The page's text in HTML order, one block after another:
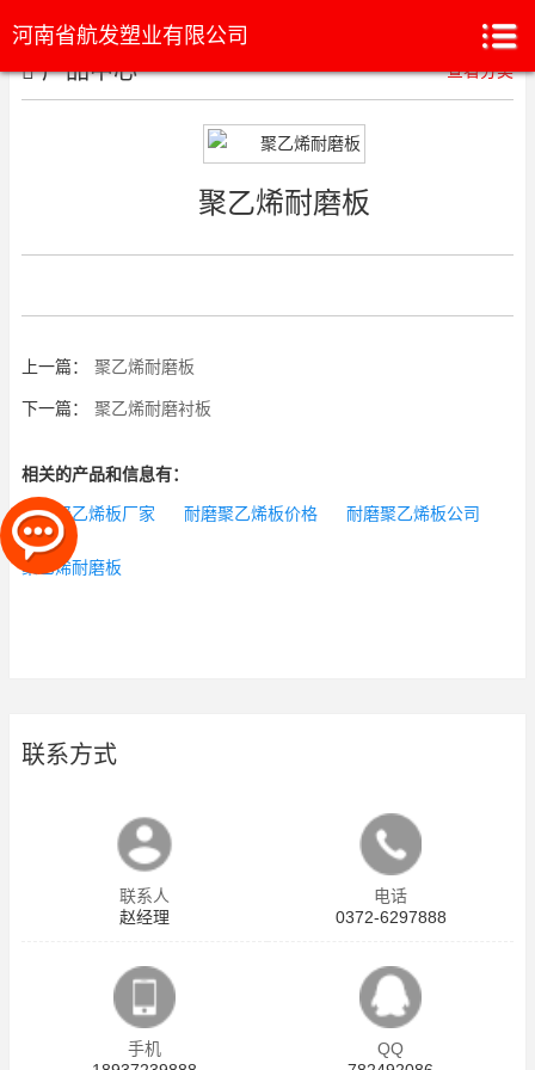
河南省航发塑业有限公司
产品中心 查看分类
聚乙烯耐磨板
上一篇： 聚乙烯耐磨板
下一篇： 聚乙烯耐磨衬板
相关的产品和信息有：
耐磨聚乙烯板厂家 耐磨聚乙烯板价格 耐磨聚乙烯板公司
聚乙烯耐磨板
联系方式
联系人
赵经理
电话
0372-6297888
手机
QQ